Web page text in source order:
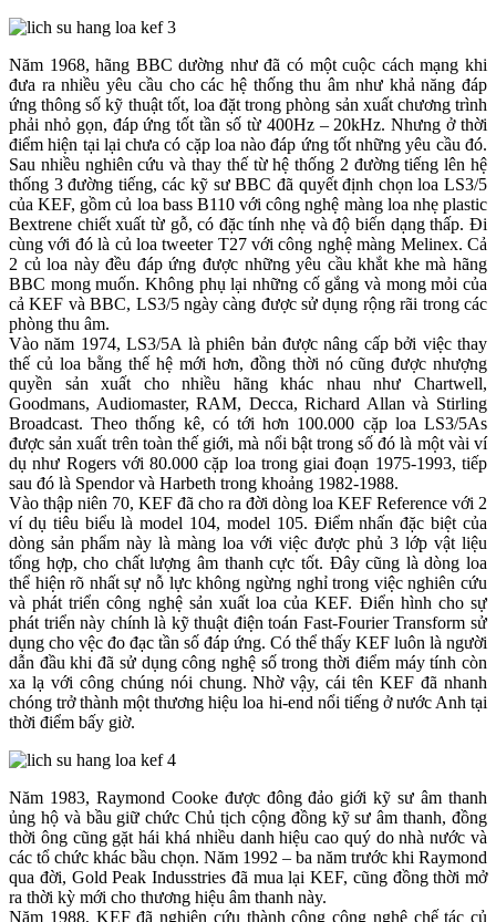
Năm 1968, hãng BBC dường như đã có một cuộc cách mạng khi
đưa ra nhiều yêu cầu cho các hệ thống thu âm như khả năng đáp
ứng thông số kỹ thuật tốt, loa đặt trong phòng sản xuất chương trình
phải nhỏ gọn, đáp ứng tốt tần số từ 400Hz – 20kHz. Nhưng ở thời
điểm hiện tại lại chưa có cặp loa nào đáp ứng tốt những yêu cầu đó.
Sau nhiều nghiên cứu và thay thế từ hệ thống 2 đường tiếng lên hệ
thống 3 đường tiếng, các kỹ sư BBC đã quyết định chọn loa LS3/5
của KEF, gồm củ loa bass B110 với công nghệ màng loa nhẹ plastic
Bextrene chiết xuất từ gỗ, có đặc tính nhẹ và độ biến dạng thấp. Đi
cùng với đó là củ loa tweeter T27 với công nghệ màng Melinex. Cả
2 củ loa này đều đáp ứng được những yêu cầu khắt khe mà hãng
BBC mong muốn. Không phụ lại những cố gắng và mong mỏi của
cả KEF và BBC, LS3/5 ngày càng được sử dụng rộng rãi trong các
phòng thu âm.
Vào năm 1974, LS3/5A là phiên bản được nâng cấp bởi việc thay
thế củ loa bằng thế hệ mới hơn, đồng thời nó cũng được nhượng
quyền sản xuất cho nhiều hãng khác nhau như Chartwell,
Goodmans, Audiomaster, RAM, Decca, Richard Allan và Stirling
Broadcast. Theo thống kê, có tới hơn 100.000 cặp loa LS3/5As
được sản xuất trên toàn thế giới, mà nổi bật trong số đó là một vài ví
dụ như Rogers với 80.000 cặp loa trong giai đoạn 1975-1993, tiếp
sau đó là Spendor và Harbeth trong khoảng 1982-1988.
Vào thập niên 70, KEF đã cho ra đời dòng loa KEF Reference với 2
ví dụ tiêu biểu là model 104, model 105. Điểm nhấn đặc biệt của
dòng sản phẩm này là màng loa với việc được phủ 3 lớp vật liệu
tổng hợp, cho chất lượng âm thanh cực tốt. Đây cũng là dòng loa
thể hiện rõ nhất sự nỗ lực không ngừng nghỉ trong việc nghiên cứu
và phát triển công nghệ sản xuất loa của KEF. Điển hình cho sự
phát triển này chính là kỹ thuật điện toán Fast-Fourier Transform sử
dụng cho vệc đo đạc tần số đáp ứng. Có thể thấy KEF luôn là người
dẫn đầu khi đã sử dụng công nghệ số trong thời điểm máy tính còn
xa lạ với công chúng nói chung. Nhờ vậy, cái tên KEF đã nhanh
chóng trở thành một thương hiệu loa hi-end nổi tiếng ở nước Anh tại
thời điểm bấy giờ.
Năm 1983, Raymond Cooke được đông đảo giới kỹ sư âm thanh
ủng hộ và bầu giữ chức Chủ tịch cộng đồng kỹ sư âm thanh, đồng
thời ông cũng gặt hái khá nhiều danh hiệu cao quý do nhà nước và
các tổ chức khác bầu chọn. Năm 1992 – ba năm trước khi Raymond
qua đời, Gold Peak Indusstries đã mua lại KEF, cũng đồng thời mở
ra thời kỳ mới cho thương hiệu âm thanh này.
Năm 1988, KEF đã nghiên cứu thành công công nghệ chế tác củ